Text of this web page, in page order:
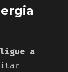
a